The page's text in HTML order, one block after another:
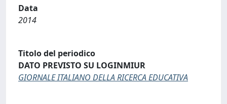
Data
2014
Titolo del periodico
DATO PREVISTO SU LOGINMIUR
GIORNALE ITALIANO DELLA RICERCA EDUCATIVA